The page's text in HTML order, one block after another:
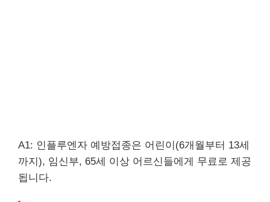
A1: 인플루엔자 예방접종은 어린이(6개월부터 13세
까지), 임신부, 65세 이상 어르신들에게 무료로 제공
됩니다.